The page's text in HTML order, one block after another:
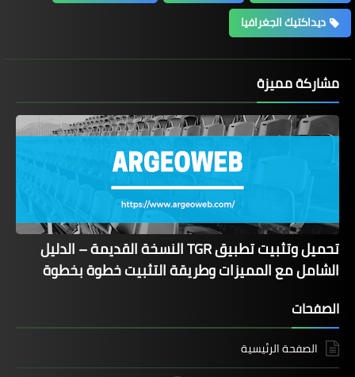
ديداكتيك الجغرافيا
مشاركة مميزة
تحميل وتثبيت تطبيق TGR النسخة القديمة – الدليل
الشامل مع المميزات وطريقة التثبيت خطوة بخطوة
الصفحات
الصفحة الرئيسية